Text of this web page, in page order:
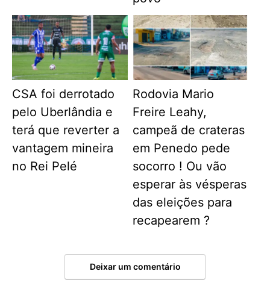
CSA foi derrotado
pelo Uberlândia e
terá que reverter a
vantagem mineira
no Rei Pelé
Rodovia Mario
Freire Leahy,
campeã de crateras
em Penedo pede
socorro ! Ou vão
esperar às vésperas
das eleições para
recapearem ?
Deixar um comentário